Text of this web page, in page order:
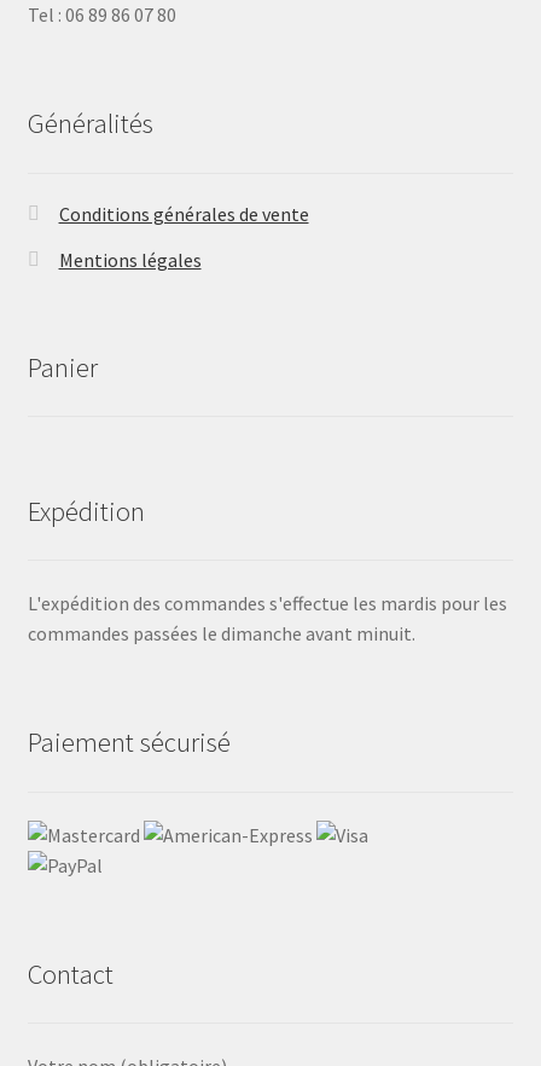
Tel : 06 89 86 07 80
Généralités
Conditions générales de vente
Mentions légales
Panier
Expédition
L'expédition des commandes s'effectue les mardis pour les
commandes passées le dimanche avant minuit.
Paiement sécurisé
Contact